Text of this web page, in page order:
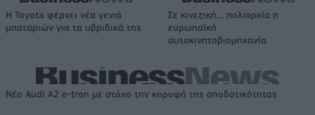
Η Toyota φέρνει νέα γενιά
μπαταριών για τα υβριδικά της
Σε κινεζική… πολιορκία η
ευρωπαϊκή
αυτοκινητοβιομηχανία
Νέο Audi A2 e-tron με στόχο την κορυφή της αποδοτικότητας